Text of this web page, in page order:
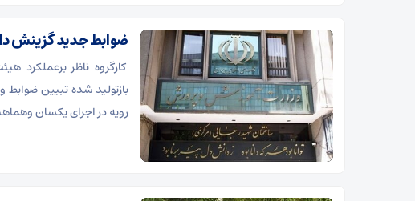
ضوابط جدید گزینش
کارگروه ناظر برعملکرد
بازتولید شده تبیین
رویه در اجرای یکسان